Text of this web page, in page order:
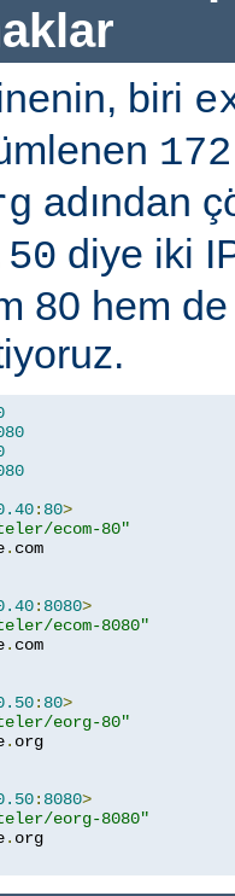
biri
adından
diye iki
80 hem
: 80>
ecom-80"
.
: 8080>
ecom-8080"
.
: 80>
eorg-80"
.
: 8080>
eorg-8080"
.